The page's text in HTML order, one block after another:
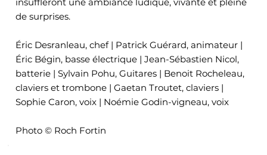
de surprises.
Éric Desranleau, chef | Patrick Guérard, animateur |
Éric Bégin, basse électrique | Jean-Sébastien Nicol,
batterie | Sylvain Pohu, Guitares | Benoit Rocheleau,
claviers et trombone | Gaetan Troutet, claviers |
Sophie Caron, voix | Noémie Godin-vigneau, voix
Photo © Roch Fortin